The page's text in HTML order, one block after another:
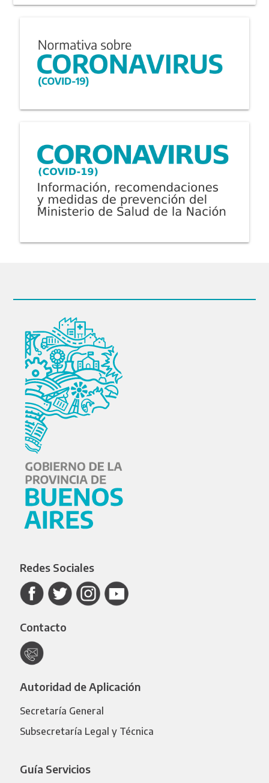
Redes Sociales
Contacto
Autoridad de Aplicación
Secretaría General
Subsecretaría Legal y Técnica
Guía Servicios